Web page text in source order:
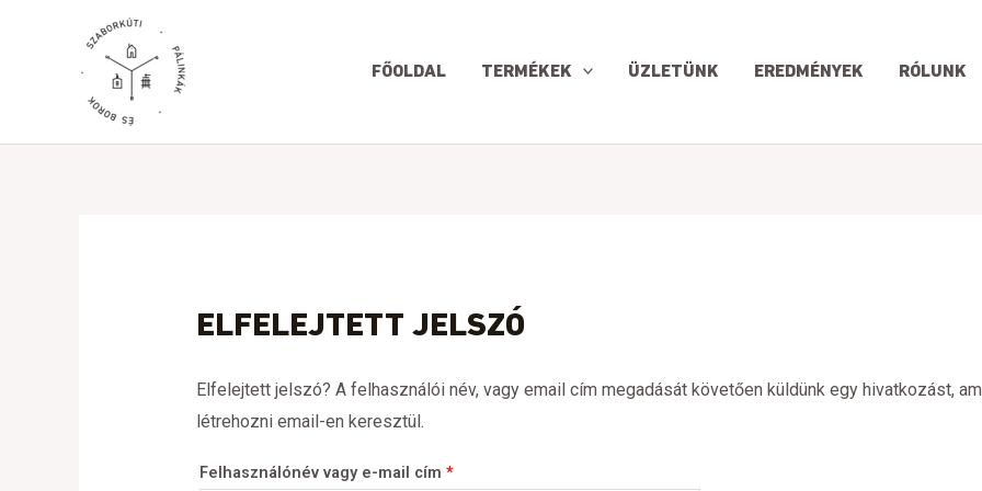
FŐOLDAL TERMÉKEK ÜZLETÜNK EREDMÉNYEK RÓLUNK
ELFELEJTETT JELSZÓ
Elfelejtett jelszó? A felhasználói név, vagy email cím megadását követően küldünk egy hivatkozást,
létrehozni email-en keresztül.
Felhasználónév vagy e-mail cím *